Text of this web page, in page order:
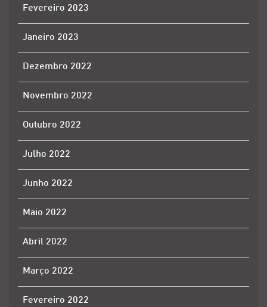
Fevereiro 2023
Janeiro 2023
Dezembro 2022
Novembro 2022
Outubro 2022
Julho 2022
Junho 2022
Maio 2022
Abril 2022
Março 2022
Fevereiro 2022